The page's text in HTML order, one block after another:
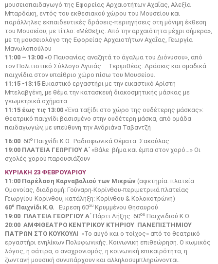
μουσειοπαιδαγωγό της Εφορείας Αρχαιοτήτων Αχαΐας, Αλεξία
Μπαρδάκη, εντός του εκθεσιακού χώρου του Μουσείου και
παράλληλες εκπαιδευτικές δράσεις-περιηγήσεις στη μόνιμη έκθεση
του Μουσείου, με τίτλο: «Μέθεξις. Από την αρχαιότητα μέχρι σήμερα»,
με τη μουσειολόγο της Εφορείας Αρχαιοτήτων Αχαΐας, Γεωργία
Μανωλοπούλου
11:00 – 13:00 «Ο Παυσανίας αναζητά το άγαλμα του Διόνυσου», από
τον Πολιτιστικό Σύλλογο Αγυιάς – Τερψιθέας: Δράσεις και ομαδικά
παιχνίδια στον υπαίθριο χώρο πίσω του Μουσείου.
11:15 -13:15 Εικαστικό εργαστήρι με την εικαστικό Αρίστη
Μπελαβγένη, με θέμα την κατασκευή διακοσμητικής μάσκας με
γεωμετρικά σχήματα
11:15 έως τις 13:00 «Ένα ταξίδι στο χώρο της ουδέτερης μάσκας»:
Θεατρικό παιχνίδι βασισμένο στην ουδέτερη μάσκα, από ομάδα
παιδαγωγών, με υπεύθυνη την Ανδριάνα Ταβαντζή
16:00 60ο Παιχνίδι Κ.Θ. Ραδιοφωνικά Θέματα Σακούλας
19:00 ΠΛΑΤΕΙΑ ΓΕΩΡΓΙΟΥ Α΄ «Βάλε βήμα και έμπα στον χορό…» Οι
σχολές χορού παρουσιάζουν
ΚΥΡΙΑΚΗ 23 ΦΕΒΡΟΥΑΡΙΟΥ
11:00 Παρέλαση Καρναβαλιού των Μικρών (αφετηρία: πλατεία
Ομονοίας, διαδρομή: Γούναρη-Κορίνθου-περιμετρικά πλατείας
Γεωργίου-Κορίνθου, κατάληξη: Κορίνθου & Κολοκοτρώνη)
60ο Παιχνίδι Κ.Θ. Εύρεση 60ου Κρυμμένου Θησαυρού
19:00 ΠΛΑΤΕΙΑ ΓΕΩΡΓΙΟΥ Α΄ Πάρτι Λήξης 60ου Παιχνιδιού Κ.Θ.
20:00 ΑΜΦΙΘΕΑΤΡΟ ΚΕΝΤΡΙΚΟΥ ΚΤΗΡΙΟΥ ΠΑΝΕΠΙΣΤΗΜΙΟΥ
ΠΑΤΡΩΝ ΣΤΟ ΚΟΥΚΟΥΛΙ «Το αυγό και ο τοίχος» από το θεατρικό
εργαστήρι ενηλίκων Πολυφωνικής. Κοινωνική επιθεώρηση. Ο κωμικός
λόγος, η σάτιρα, ο αναχρονισμός, η κοινωνική επικαιρότητα, η
ζωντανή μουσική συνυπάρχουν και αλληλοσυμπληρώνονται.